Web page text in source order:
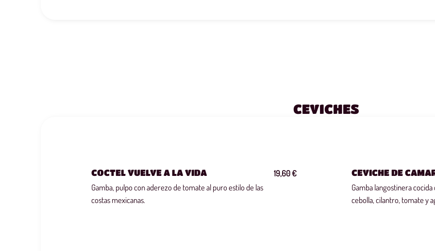
CEVICHES
COCTEL VUELVE A LA VIDA
Gamba, pulpo con aderezo de tomate al puro estilo de las
costas mexicanas.
19,60 € CEVICHE DE
Gamba langostinera
cebolla, cilantro, tomate y